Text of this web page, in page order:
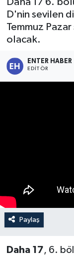
D'nin sevilen
Temmuz
olacak.
ENTER HABER
EDITÖR
Paylaş
Daha 17, 6.
SPOR
KÜLTÜR